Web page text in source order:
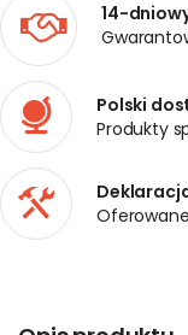
14-
Polski
Produkty